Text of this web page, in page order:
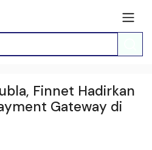
Finnet Hadirkan
Gateway di